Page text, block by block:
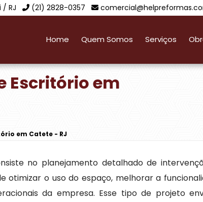
RJ (21) 2828-0357
Home Quem Somos Serviços
Escritório em
em Catete - RJ
no planejamento detalhado de
otimizar o uso do espaço, melhorar a
da empresa. Esse tipo de projeto